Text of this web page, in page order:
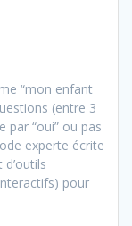
“mon enfant
(entre 3
par “oui” ou pas
experte écrite
pour